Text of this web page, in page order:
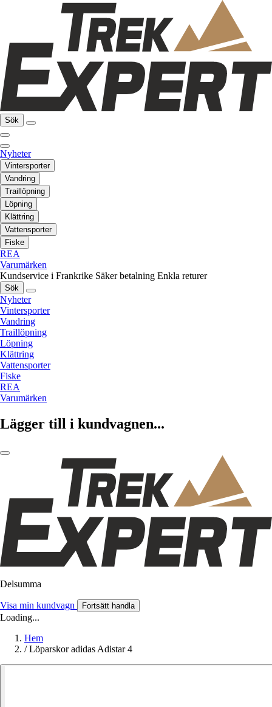
Sök
Nyheter
Vintersporter
Vandring
Traillöpning
Löpning
Klättring
Vattensporter
Fiske
REA
Varumärken
Kundservice i Frankrike Säker betalning Enkla returer
Sök
Nyheter
Vintersporter
Vandring
Traillöpning
Löpning
Klättring
Vattensporter
Fiske
REA
Varumärken
Lägger till i kundvagnen...
Delsumma
Visa min kundvagn Fortsätt handla
Loading...
Hem
/ Löparskor adidas Adistar 4